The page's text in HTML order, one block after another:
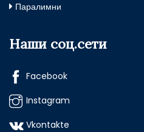
Паралимни
Наши соц.сети
Facebook
Instagram
Vkontakte